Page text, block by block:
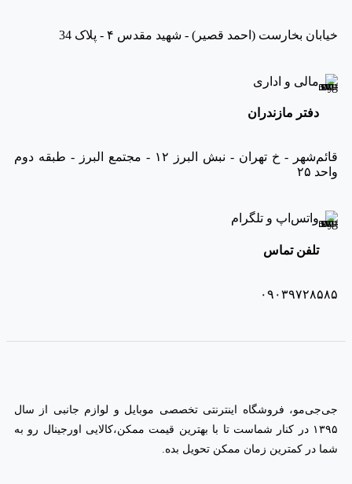
خیابان بخارست (احمد قصیر) - شهید مقدس ۴ - پلاک 34
مالی و اداری
دفتر مازندران
قائم‌شهر - خ تهران - نبش البرز ۱۲ - مجتمع البرز - طبقه دوم
واحد ۲۵
واتس‌اپ و تلگرام
تلفن تماس
۰۹۰۳۹۷۲۸۵۸۵
جی‌جی‌مو، فروشگاه اینترنتی تخصصی موبایل و لوازم جانبی از سال
۱۳۹۵ در کنار شماست تا با بهترین قیمت ممکن،‌کالایی اورجینال رو به
شما در کمترین زمان ممکن تحویل بده.